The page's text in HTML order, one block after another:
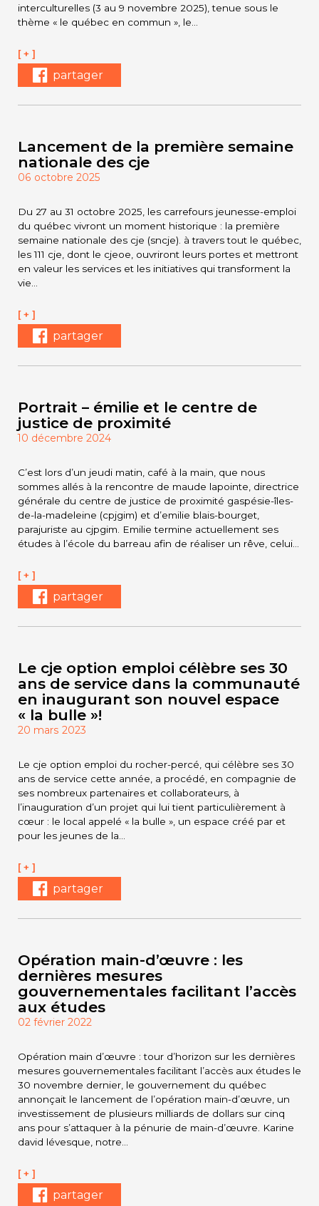
interculturelles (3 au 9 novembre 2025), tenue sous le
thème « le québec en commun », le…
[ + ]
partager
Lancement de la première semaine
nationale des cje
06 octobre 2025
Du 27 au 31 octobre 2025, les carrefours jeunesse-emploi
du québec vivront un moment historique : la première
semaine nationale des cje (sncje). à travers tout le québec,
les 111 cje, dont le cjeoe, ouvriront leurs portes et mettront
en valeur les services et les initiatives qui transforment la
vie…
[ + ]
partager
Portrait – émilie et le centre de
justice de proximité
10 décembre 2024
C’est lors d’un jeudi matin, café à la main, que nous
sommes allés à la rencontre de maude lapointe, directrice
générale du centre de justice de proximité gaspésie-îles-
de-la-madeleine (cpjgim) et d’emilie blais-bourget,
parajuriste au cjpgim. Emilie termine actuellement ses
études à l’école du barreau afin de réaliser un rêve, celui…
[ + ]
partager
Le cje option emploi célèbre ses 30
ans de service dans la communauté
en inaugurant son nouvel espace
« la bulle »!
20 mars 2023
Le cje option emploi du rocher-percé, qui célèbre ses 30
ans de service cette année, a procédé, en compagnie de
ses nombreux partenaires et collaborateurs, à
l’inauguration d’un projet qui lui tient particulièrement à
cœur : le local appelé « la bulle », un espace créé par et
pour les jeunes de la…
[ + ]
partager
Opération main-d’œuvre : les
dernières mesures
gouvernementales facilitant l’accès
aux études
02 février 2022
Opération main d’œuvre : tour d’horizon sur les dernières
mesures gouvernementales facilitant l’accès aux études le
30 novembre dernier, le gouvernement du québec
annonçait le lancement de l’opération main-d’œuvre, un
investissement de plusieurs milliards de dollars sur cinq
ans pour s’attaquer à la pénurie de main-d’œuvre. Karine
david lévesque, notre…
[ + ]
partager